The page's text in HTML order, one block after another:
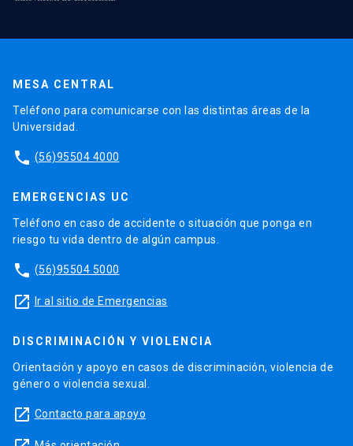
MESA CENTRAL
Teléfono para comunicarse con las distintas áreas de la
Universidad.
phone (56)95504 4000
EMERGENCIAS UC
Teléfono en caso de accidente o situación que ponga en
riesgo tu vida dentro de algún campus.
phone (56)95504 5000
launch Ir al sitio de Emergencias
DISCRIMINACIÓN Y VIOLENCIA
Orientación y apoyo en casos de discriminación, violencia de
género o violencia sexual.
launch Contacto para apoyo